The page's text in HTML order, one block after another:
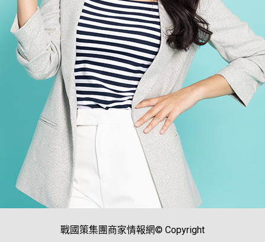
戰國策集團商家情報網© Copyright